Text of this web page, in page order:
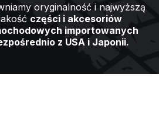
oryginalność i najwyższą
części i akcesoriów
importowanych
z USA i Japonii.